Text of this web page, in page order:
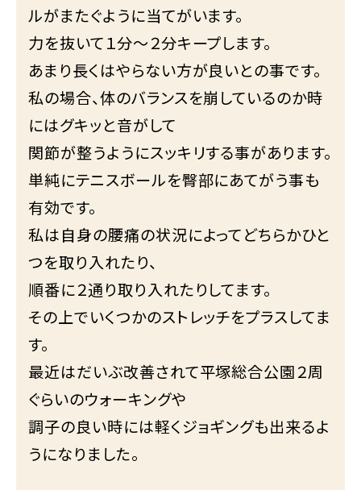
ルがまたぐように当てがいます。
力を抜いて１分～２分キープします。
あまり長くはやらない方が良いとの事です。
私の場合、体のバランスを崩しているのか時
にはグキッと音がして
関節が整うようにスッキリする事があります。
単純にテニスボールを臀部にあてがう事も
有効です。
私は自身の腰痛の状況によってどちらかひと
つを取り入れたり、
順番に２通り取り入れたりしてます。
その上でいくつかのストレッチをプラスしてま
す。
最近はだいぶ改善されて平塚総合公園２周
ぐらいのウォーキングや
調子の良い時には軽くジョギングも出来るよ
うになりました。